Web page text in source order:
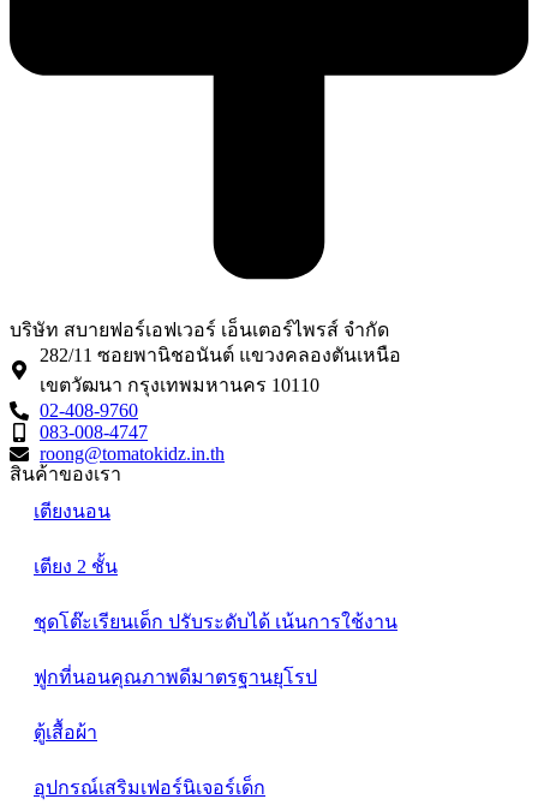
บริษัท สบายฟอร์เอฟเวอร์ เอ็นเตอร์ไพรส์ จำกัด
282/11 ซอยพานิชอนันต์ แขวงคลองตันเหนือ
เขตวัฒนา กรุงเทพมหานคร 10110
02-408-9760
083-008-4747
roong@tomatokidz.in.th
สินค้าของเรา
เตียงนอน
เตียง 2 ชั้น
ชุดโต๊ะเรียนเด็ก ปรับระดับได้ เน้นการใช้งาน
ฟูกที่นอนคุณภาพดีมาตรฐานยุโรป
ตู้เสื้อผ้า
อุปกรณ์เสริมเฟอร์นิเจอร์เด็ก